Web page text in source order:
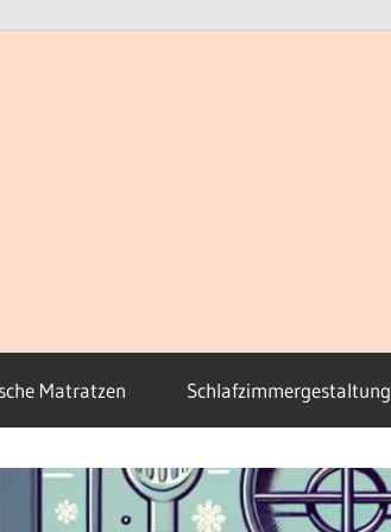
Matratzen Schlafzimmergestaltung